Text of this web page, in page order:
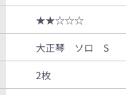
★★☆☆☆
大正琴 ソロ S
2枚